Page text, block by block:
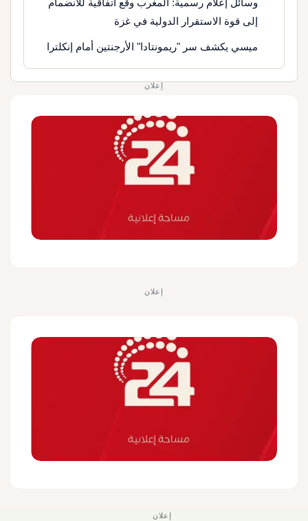
وسائل إعلام رسمية: المغرب وقع اتفاقية للانضمام
إلى قوة الاستقرار الدولية في غزة
ميسي يكشف سر "ريمونتادا" الأرجنتين أمام إنكلترا
إعلان
إعلان
إعلان